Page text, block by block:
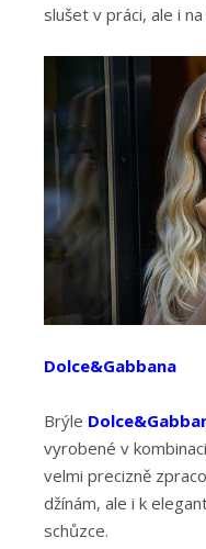
slušet v práci, ale i
Dolce&Gabbana
Brýle
vyrobené v
velmi precizně
džínám, ale i k
schůzce.